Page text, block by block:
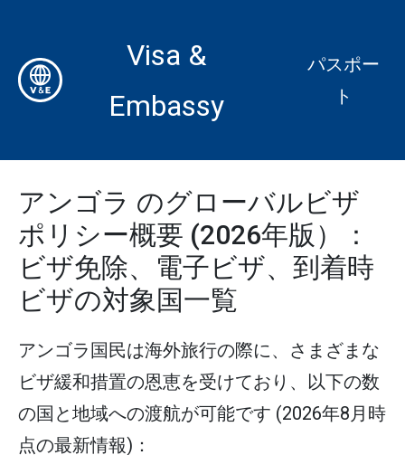
Visa &
Embassy
パスポー
ト
アンゴラ のグローバルビザ
ポリシー概要 (2026年版）：
ビザ免除、電子ビザ、到着時
ビザの対象国一覧
アンゴラ国民は海外旅行の際に、さまざまな
ビザ緩和措置の恩恵を受けており、以下の数
の国と地域への渡航が可能です (2026年8月時
点の最新情報)：